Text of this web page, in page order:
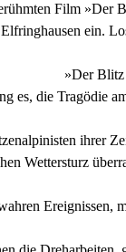
Film »Der
ein.
»Der Blitz
es, die Tragödie
ihrer
Wettersturz
Ereignissen,